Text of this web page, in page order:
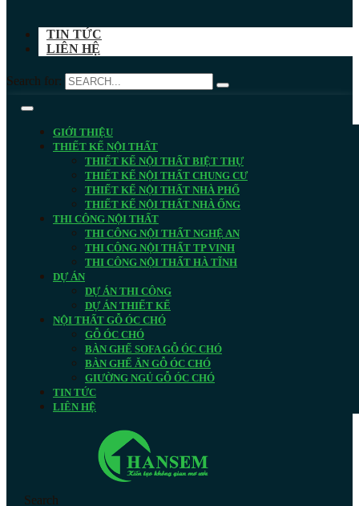
TIN TỨC
LIÊN HỆ
Search for:
GIỚI THIỆU
THIẾT KẾ NỘI THẤT
THIẾT KẾ NỘI THẤT BIỆT THỰ
THIẾT KẾ NỘI THẤT CHUNG CƯ
THIẾT KẾ NỘI THẤT NHÀ PHỐ
THIẾT KẾ NỘI THẤT NHÀ ỐNG
THI CÔNG NỘI THẤT
THI CÔNG NỘI THẤT NGHỆ AN
THI CÔNG NỘI THẤT TP VINH
THI CÔNG NỘI THẤT HÀ TĨNH
DỰ ÁN
DỰ ÁN THI CÔNG
DỰ ÁN THIẾT KẾ
NỘI THẤT GỖ ÓC CHÓ
GỖ ÓC CHÓ
BÀN GHẾ SOFA GỖ ÓC CHÓ
BÀN GHẾ ĂN GỖ ÓC CHÓ
GIƯỜNG NGỦ GỖ ÓC CHÓ
TIN TỨC
LIÊN HỆ
Search